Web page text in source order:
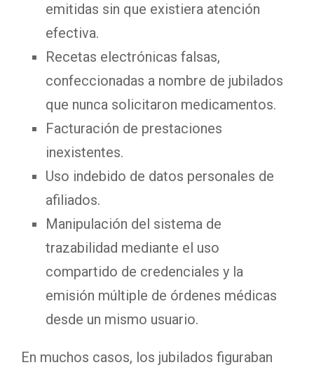
emitidas sin que existiera atención
efectiva.
Recetas electrónicas falsas,
confeccionadas a nombre de jubilados
que nunca solicitaron medicamentos.
Facturación de prestaciones
inexistentes.
Uso indebido de datos personales de
afiliados.
Manipulación del sistema de
trazabilidad mediante el uso
compartido de credenciales y la
emisión múltiple de órdenes médicas
desde un mismo usuario.
En muchos casos, los jubilados figuraban